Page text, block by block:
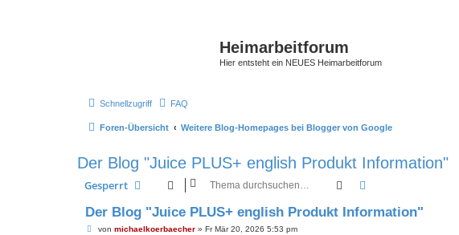
Heimarbeitforum
Hier entsteht ein NEUES Heimarbeitforum
Schnellzugriff FAQ
Foren-Übersicht Weitere Blog-Homepages bei Blogger von Google
Der Blog "Juice PLUS+ english Produkt Information"
Gesperrt Suche
Der Blog "Juice PLUS+ english Produkt Information"
Bvon michaelkoerbaecher» Fr Mär 20, 2026 5:53 pm